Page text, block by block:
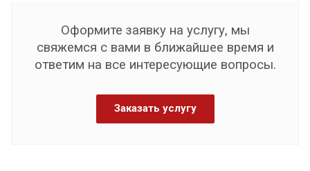
Оформите заявку на услугу, мы
свяжемся с вами в ближайшее время и
ответим на все интересующие вопросы.
Заказать услугу